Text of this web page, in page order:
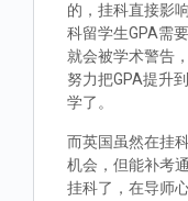
的，挂科直接影
科留学生GPA需
就会被学术警告
努力把GPA提升
学了。
而英国虽然在挂
机会，但能补考
挂科了，在导师